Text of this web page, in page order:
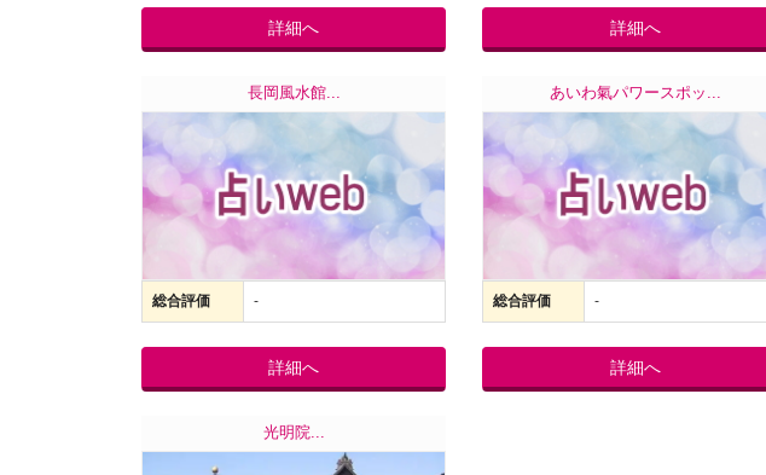
詳細へ 詳細へ
長岡風水館...
総合評価 -
詳細へ
あいわ氣パワースポッ...
総合評価 -
詳細へ
光明院...